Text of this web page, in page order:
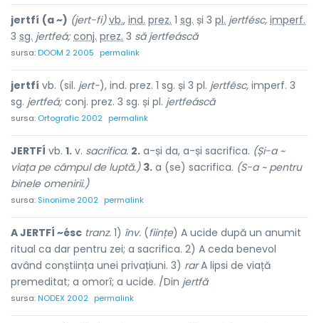
jertfí (a ~) (jert-fi) vb., ind. prez. 1 sg. și 3 pl. jertfésc, imperf.
3 sg. jertfeá; conj. prez. 3 să jertfeáscă
sursa:DOOM 2 2005 permalink
jertfí vb. (sil. jert-), ind. prez. 1 sg. și 3 pl. jertfésc, imperf. 3
sg. jertfeá;conj. prez. 3 sg. și pl. jertfeáscă
sursa: Ortografic 2002 permalink
JERTFÍ vb. 1. v. sacrifica. 2. a-și da, a-și sacrifica. (Și-a ~
viața pe câmpul de luptă.) 3. a (se) sacrifica. (S-a ~ pentru
binele omenirii.)
sursa: Sinonime 2002 permalink
A JERTFÍ ~ésc tranz. 1) înv. (ființe) A ucide după un anumit
ritual ca dar pentru zei; a sacrifica. 2) A ceda benevol
având conștiința unei privațiuni. 3) rarA lipsi de viață
premeditat; a omorî; a ucide. /Din jertfă
sursa:NODEX 2002 permalink